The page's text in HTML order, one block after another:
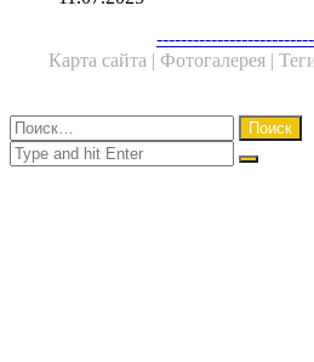
Карта сайта | Фотогалерея |
Close
Найти:
Close
Search